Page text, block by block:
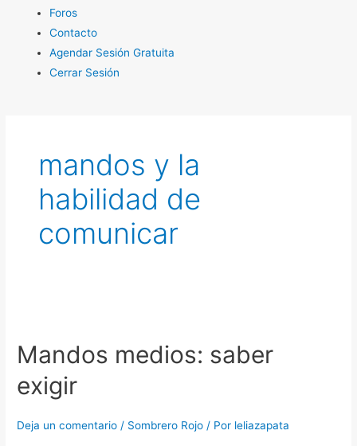
Foros
Contacto
Agendar Sesión Gratuita
Cerrar Sesión
mandos y la
habilidad de
comunicar
Mandos medios: saber
exigir
Deja un comentario / Sombrero Rojo / Por leliazapata
saber